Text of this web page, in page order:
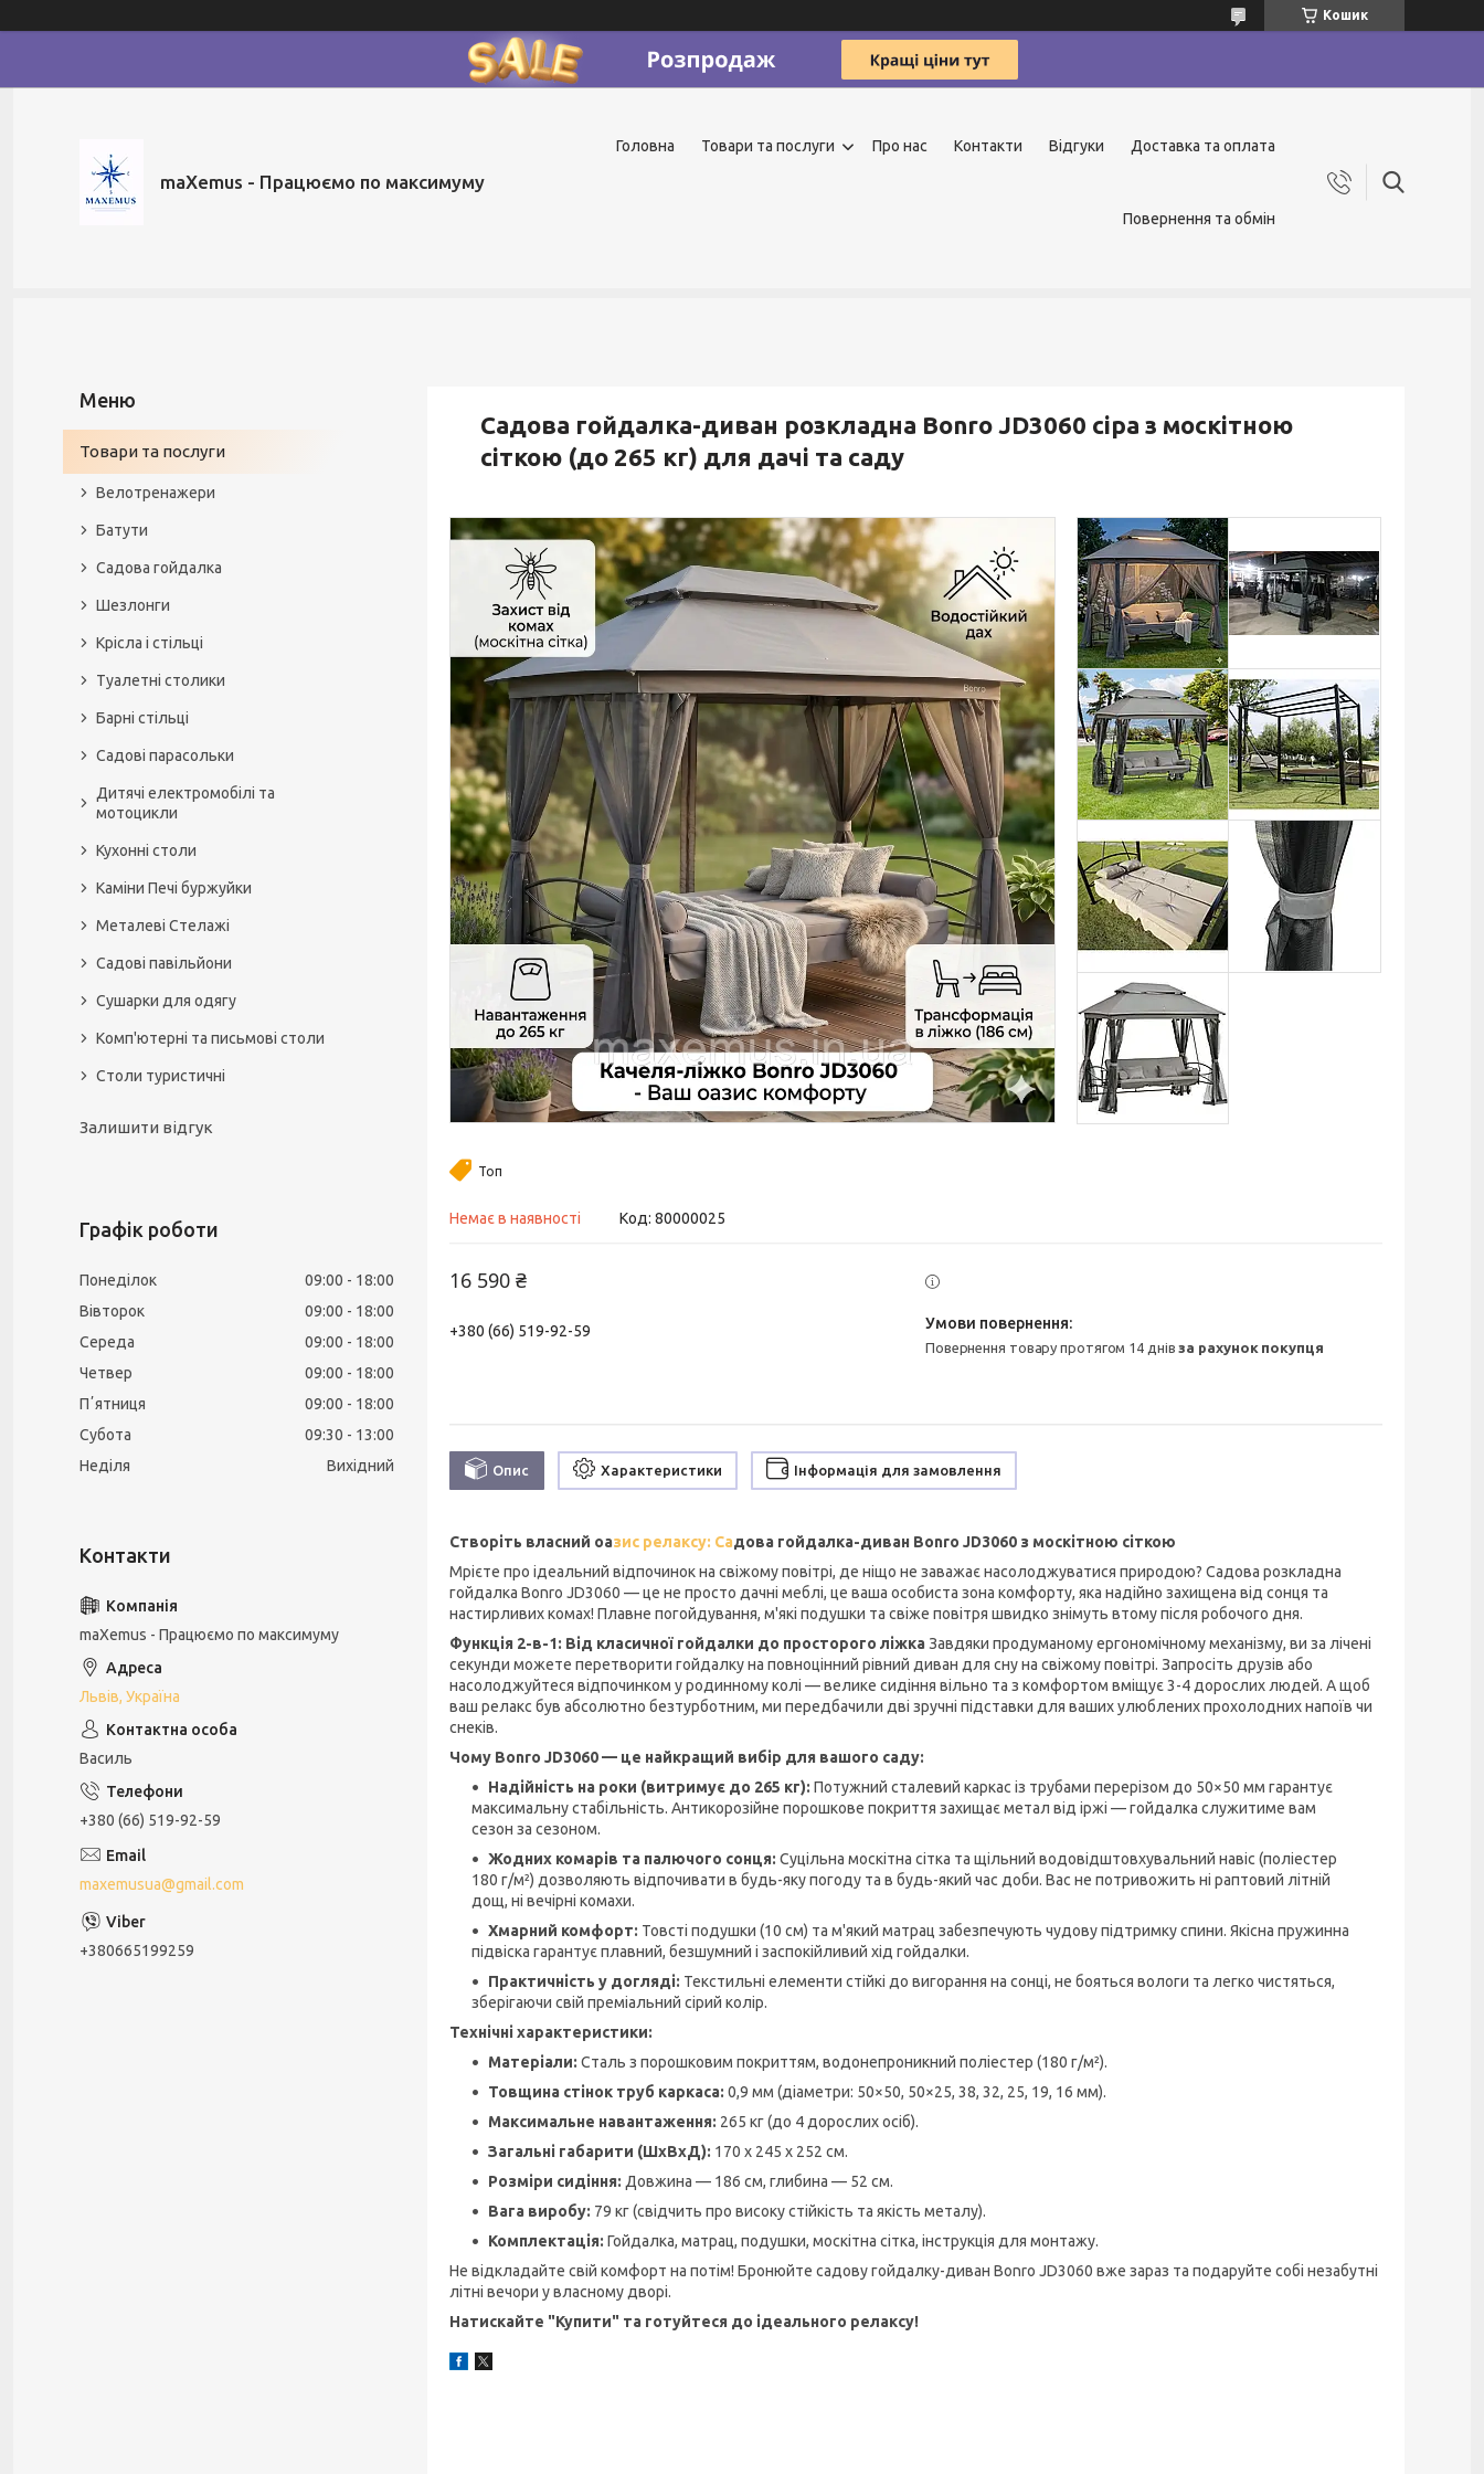
Кошик
maXemus - Працюємо по максимуму
Головна Товари та послуги Про нас Контакти Відгуки Доставка та оплата
Повернення та обмін
Садова гойдалка-диван розкладна Bonro JD3060 сіра з москітною
сіткою (до 265 кг) для дачі та саду
Топ
Немає в наявності Код: 80000025
16 590 ₴
+380 (66) 519-92-59
повернення товару протягом 14 днівза рахунок покупця
Опис Характеристики Інформація для замовлення
Створіть власний оазис релаксу: Садова гойдалка-диван Bonro JD3060 з москітною сіткою
Мрієте про ідеальний відпочинок на свіжому повітрі, де ніщо не заважає насолоджуватися природою? Садова розкладна
гойдалка Bonro JD3060 — це не просто дачні меблі, це ваша особиста зона комфорту, яка надійно захищена від сонця та
настирливих комах! Плавне погойдування, м'які подушки та свіже повітря швидко знімуть втому після робочого дня.
Функція 2-в-1: Від класичної гойдалки до просторого ліжка Завдяки продуманому ергономічному механізму, ви за лічені
секунди можете перетворити гойдалку на повноцінний рівний диван для сну на свіжому повітрі. Запросіть друзів або
насолоджуйтеся відпочинком у родинному колі — велике сидіння вільно та з комфортом вміщує 3-4 дорослих людей. А щоб
ваш релакс був абсолютно безтурботним, ми передбачили дві зручні підставки для ваших улюблених прохолодних напоїв чи
снеків.
Чому Bonro JD3060 — це найкращий вибір для вашого саду:
Надійність на роки (витримує до 265 кг): Потужний сталевий каркас із трубами перерізом до 50×50 мм гарантує
максимальну стабільність. Антикорозійне порошкове покриття захищає метал від іржі — гойдалка служитиме вам
сезон за сезоном.
Жодних комарів та палючого сонця: Суцільна москітна сітка та щільний водовідштовхувальний навіс (поліестер
180 г/м²) дозволяють відпочивати в будь-яку погоду та в будь-який час доби. Вас не потривожить ні раптовий літній
дощ, ні вечірні комахи.
Хмарний комфорт: Товсті подушки (10 см) та м'який матрац забезпечують чудову підтримку спини. Якісна пружинна
підвіска гарантує плавний, безшумний і заспокійливий хід гойдалки.
Практичність у догляді: Текстильні елементи стійкі до вигорання на сонці, не бояться вологи та легко чистяться,
зберігаючи свій преміальний сірий колір.
Технічні характеристики:
Матеріали: Сталь з порошковим покриттям, водонепроникний поліестер (180 г/м²).
Товщина стінок труб каркаса: 0,9 мм (діаметри: 50×50, 50×25, 38, 32, 25, 19, 16 мм).
Максимальне навантаження: 265 кг (до 4 дорослих осіб).
Загальні габарити (ШхВхД): 170 х 245 х 252 см.
Розміри сидіння: Довжина — 186 см, глибина — 52 см.
Вага виробу: 79 кг (свідчить про високу стійкість та якість металу).
Комплектація: Гойдалка, матрац, подушки, москітна сітка, інструкція для монтажу.
Не відкладайте свій комфорт на потім! Бронюйте садову гойдалку-диван Bonro JD3060 вже зараз та подаруйте собі незабутні
літні вечори у власному дворі.
Натискайте "Купити" та готуйтеся до ідеального релаксу!
Товари та послуги
Велотренажери
Батути
Садова гойдалка
Шезлонги
Крісла і стільці
Туалетні столики
Барні стільці
Садові парасольки
Дитячі електромобілі та
мотоцикли
Кухонні столи
Каміни Печі буржуйки
Металеві Стелажі
Садові павільйони
Сушарки для одягу
Комп'ютерні та письмові столи
Столи туристичні
Залишити відгук
Графік роботи
Понеділок 09:00
18:00
Вівторок
09:00
18:00
Середа
09:00
18:00
Четвер
09:00
18:00
Пʼятниця
09:00
18:00
Субота
09:30
13:00
Неділя
Вихідний
maXemus - Працюємо по максимуму
Львів, Україна
Василь
+380 (66) 519-92-59
maxemusua@gmail.com
+380665199259